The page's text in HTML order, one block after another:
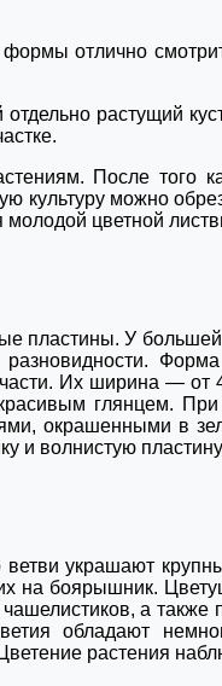
отлично
растущий
После того
культуру можно
цветной
пластины. У
Их ширина —
глянцем.
окрашенными в
и волнистую
ветви украшают
на боярышник.
а
обладают
растения